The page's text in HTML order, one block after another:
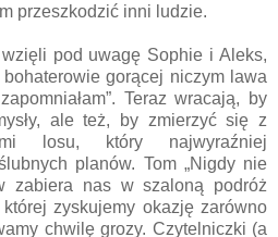
przeszkodzić inni ludzie.
pod uwagę Sophie i Aleks,
gorącej niczym lawa
Teraz wracają, by
ale też, by zmierzyć się z
losu, który najwyraźniej
planów. Tom „Nigdy nie
zabiera nas w szaloną podróż
zyskujemy okazję zarówno
chwilę grozy. Czytelniczki (a